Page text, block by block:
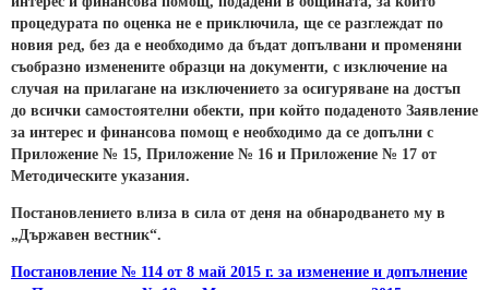
процедурата по оценка не е приключила, ще се разглеждат по
новия ред, без да е необходимо да бъдат допълвани и променяни
съобразно изменените образци на документи, с изключение на
случая на прилагане на изключението за осигуряване на достъп
до всички самостоятелни обекти, при който подаденото Заявление
за интерес и финансова помощ е необходимо да се допълни с
Приложение № 15, Приложение № 16 и Приложение № 17 от
Методическите указания.
Постановлението влиза в сила от деня на обнародването му в
„Държавен вестник“.
Постановление № 114 от 8 май 2015 г. за изменение и допълнение